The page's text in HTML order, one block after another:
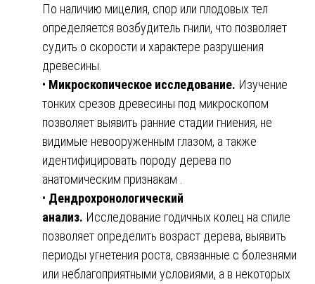
По наличию мицелия, спор или плодовых тел
определяется возбудитель гнили, что позволяет
судить о скорости и характере разрушения
древесины.
• Микроскопическое исследование. Изучение
тонких срезов древесины под микроскопом
позволяет выявить ранние стадии гниения, не
видимые невооруженным глазом, а также
идентифицировать породу дерева по
анатомическим признакам .
• Дендрохронологический
анализ. Исследование годичных колец на спиле
позволяет определить возраст дерева, выявить
периоды угнетения роста, связанные с болезнями
или неблагоприятными условиями, а в некоторых